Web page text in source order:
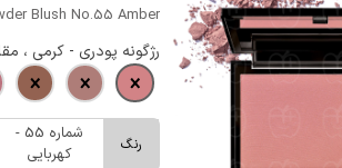
Blush No.55 Amber
رژگونه پودری - کرمی ،
رنگ
شماره 55 -
کهربایی